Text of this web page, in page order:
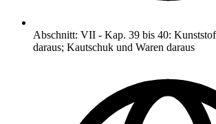
Abschnitt: VII - Kap. 39 bis 40:
daraus; Kautschuk und Waren daraus